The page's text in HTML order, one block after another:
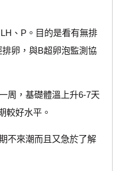
、P。目的是看有無排
卵，與B超卵泡監測協
，基礎體溫上升6-7天
較好水平。
來潮而且又急於了解